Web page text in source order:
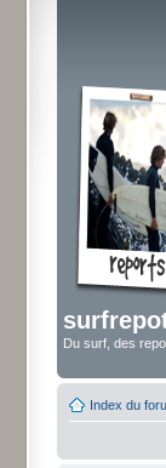
Du surf, des
Index du